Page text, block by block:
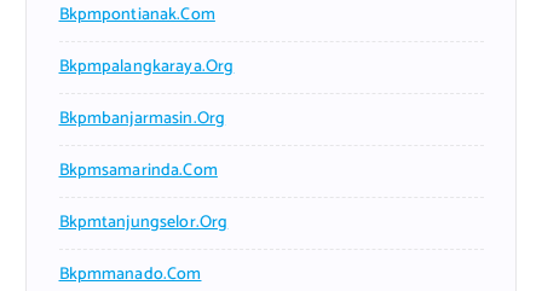
Bkpmpontianak.com
Bkpmpalangkaraya.org
Bkpmbanjarmasin.org
Bkpmsamarinda.com
Bkpmtanjungselor.org
Bkpmmanado.com